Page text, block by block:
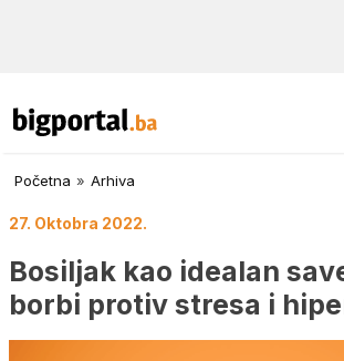
Početna » Arhiva
27. Oktobra 2022.
Bosiljak kao idealan
borbi protiv stresa i